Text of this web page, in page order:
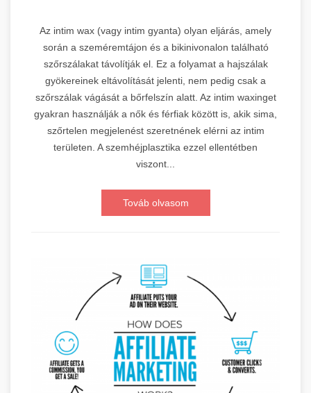
Az intim wax (vagy intim gyanta) olyan eljárás, amely
során a szeméremtájon és a bikinivonalon található
szőrszálakat távolítják el. Ez a folyamat a hajszálak
gyökereinek eltávolítását jelenti, nem pedig csak a
szőrszálak vágását a bőrfelszín alatt. Az intim waxinget
gyakran használják a nők és férfiak között is, akik sima,
szőrtelen megjelenést szeretnének elérni az intim
területen. A szemhéjplasztika ezzel ellentétben
viszont...
Továb olvasom